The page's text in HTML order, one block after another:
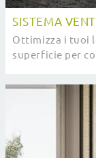
SISTEMA
Ottimizza i tuoi
superficie per